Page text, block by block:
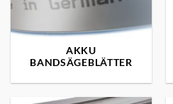
AKKU
BANDSÄGEBLÄTTER